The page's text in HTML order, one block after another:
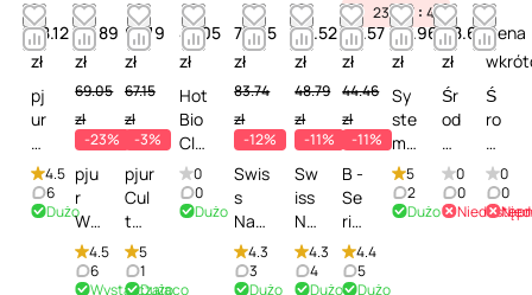
58.12
zł
pj
ur
M
ed
Cl
ea
4.5
6
Dużo
52.89
zł
69.05
zł
-23%
pju
r
We
-
Vib
4.5
6
Wystarczająco
65.19
zł
67.15
zł
-3%
pjur
Cul
t
Dre
ssin
5
1
Dużo
47.05
zł
Hot
Bio
Cle
ane
r
Spr
dek
0
0
Dużo
73.65
zł
83.74
zł
-12%
Swis
s
Nav
y
Toy
4.3
3
Dużo
43.52
zł
48.79
zł
-11%
Sw
iss
Na
vy
To
4.3
4
Dużo
23 17 41
39.57
zł
44.46
zł
-11%
B -
Se
rie
s
He
4.4
5
Dużo
63.96
zł
Sy
ste
m
JO
Mis
tin
5
2
Dużo
68.66
zł
Śr
od
ek
do
cz
ys
0
0
Cena
Ś
ro
d
e
k
c
0
0